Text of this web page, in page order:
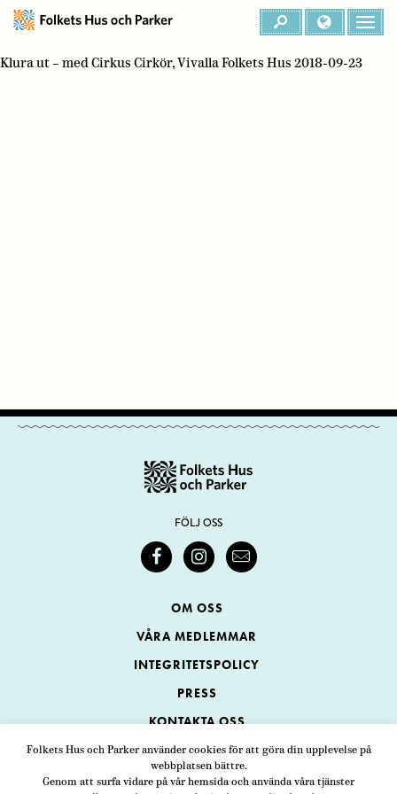
Folkets Hus och Parker använder cookies för att göra din upplevelse på
webbplatsen bättre.
Genom att surfa vidare på vår hemsida och använda våra tjänster
Klura ut – med Cirkus Cirkör, Vivalla Folkets Hus 2018-09-23
FÖLJ OSS
OM OSS
VÅRA MEDLEMMAR
INTEGRITETSPOLICY
PRESS
KONTAKTA OSS
Folkets Hus och Parker